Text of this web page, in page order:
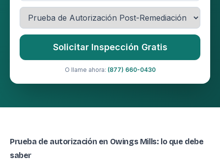
Solicitar Inspección Gratis
O llame ahora: (877) 660-0430
Prueba de autorización en Owings Mills: lo que debe
saber